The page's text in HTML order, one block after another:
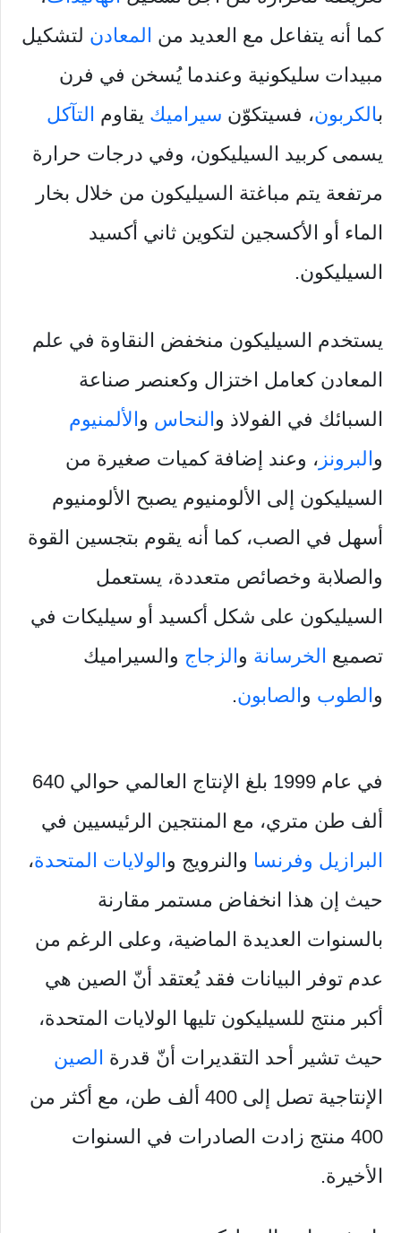
كما أنه يتفاعل مع العديد من المعادن لتشكيل
مبيدات سليكونية وعندما يُسخن في فرن
بالكربون، فسيتكوّن سيراميك يقاوم التآكل
يسمى كربيد السيليكون، وفي درجات حرارة
مرتفعة يتم مباغتة السيليكون من خلال بخار
الماء أو الأكسجين لتكوين ثاني أكسيد
السيليكون.
يستخدم السيليكون منخفض النقاوة في علم
المعادن كعامل اختزال وكعنصر صناعة
السبائك في الفولاذ والنحاس والألمنيوم
والبرونز ، وعند إضافة كميات صغيرة من
السيليكون إلى الألومنيوم يصبح الألومنيوم
أسهل في الصب، كما أنه يقوم بتجسين القوة
والصلابة وخصائص متعددة، يستعمل
السيليكون على شكل أكسيد أو سيليكات في
تصميع الخرسانة والزجاج والسيراميك
والطوب والصابون.
في عام 1999 بلغ الإنتاج العالمي حوالي 640
ألف طن متري، مع المنتجين الرئيسيين في
البرازيل وفرنسا والنرويج والولايات المتحدة،
حيث إن هذا انخفاض مستمر مقارنة
بالسنوات العديدة الماضية، وعلى الرغم من
عدم توفر البيانات فقد يُعتقد أنّ الصين هي
أكبر منتج للسيليكون تليها الولايات المتحدة،
حيث تشير أحد التقديرات أنّ قدرة الصين
الإنتاجية تصل إلى 400 ألف طن، مع أكثر من
400 منتج زادت الصادرات في السنوات
الأخيرة.